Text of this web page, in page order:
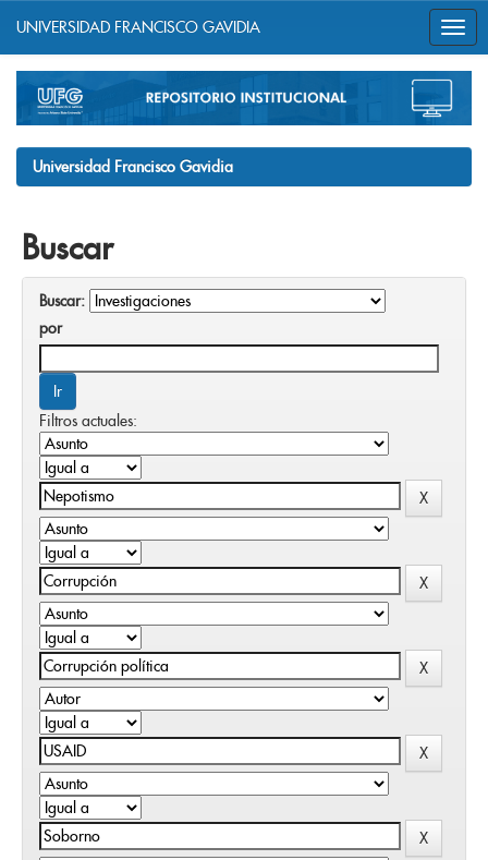
navigation
UNIVERSIDAD FRANCISCO GAVIDIA
Universidad Francisco Gavidia
Buscar
Buscar:
por
Filtros actuales: